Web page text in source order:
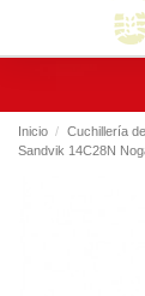
Inicio Cuchillería
Sandvik 14C28N